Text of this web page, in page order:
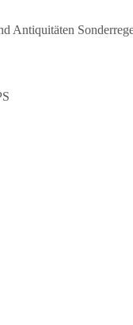
Antiquitäten